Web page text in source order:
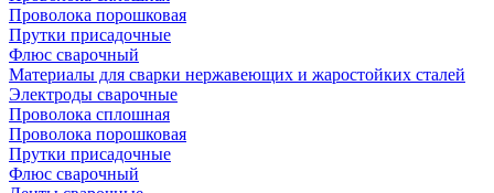
Проволока порошковая
Прутки присадочные
Флюс сварочный
Материалы для сварки нержавеющих и жаростойких сталей
Электроды сварочные
Проволока сплошная
Проволока порошковая
Прутки присадочные
Флюс сварочный